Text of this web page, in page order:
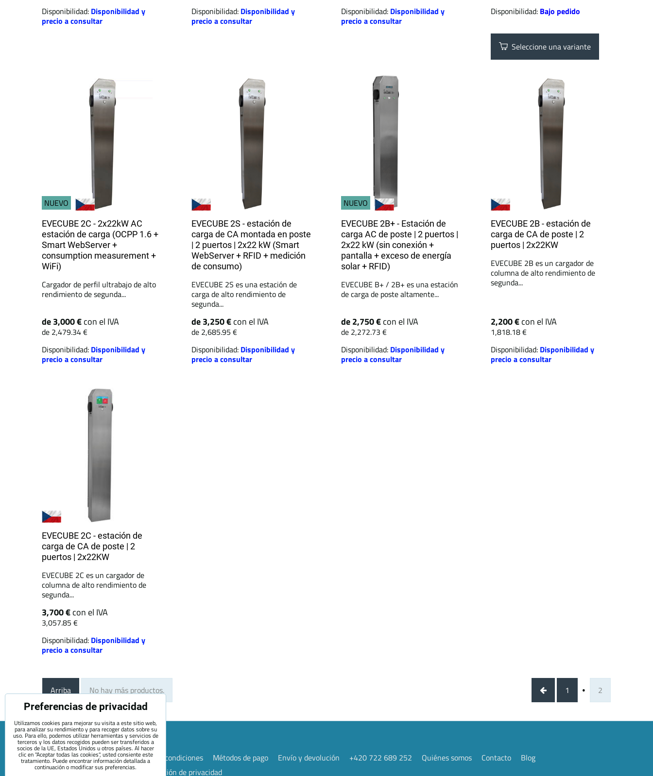
Disponibilidad: Disponibilidad y
precio a consultar
Disponibilidad: Disponibilidad y
precio a consultar
Disponibilidad: Disponibilidad y
precio a consultar
Disponibilidad: Bajo pedido
Seleccione una variante
NUEVO
EVECUBE 2C - 2x22kW AC
estación de carga (OCPP 1.6 +
Smart WebServer +
consumption measurement +
WiFi)
Cargador de perfil ultrabajo de alto
rendimiento de segunda...
de 3,000 €con el IVA
de 2,479.34 €
Disponibilidad: Disponibilidad y
precio a consultar
EVECUBE 2S - estación de
carga de CA montada en poste
| 2 puertos | 2x22 kW (Smart
WebServer + RFID + medición
de consumo)
EVECUBE 2S es una estación de
carga de alto rendimiento de
segunda...
de 3,250 €con el IVA
de 2,685.95 €
Disponibilidad: Disponibilidad y
precio a consultar
NUEVO
EVECUBE 2B+ - Estación de
carga AC de poste | 2 puertos |
2x22 kW (sin conexión +
pantalla + exceso de energía
solar + RFID)
EVECUBE B+ / 2B+ es una estación
de carga de poste altamente...
de 2,750 €con el IVA
de 2,272.73 €
Disponibilidad: Disponibilidad y
precio a consultar
EVECUBE 2B - estación de
carga de CA de poste | 2
puertos | 2x22KW
EVECUBE 2B es un cargador de
columna de alto rendimiento de
segunda...
2,200 €con el IVA
1,818.18 €
Disponibilidad: Disponibilidad y
precio a consultar
EVECUBE 2C - estación de
carga de CA de poste | 2
puertos | 2x22KW
EVECUBE 2C es un cargador de
columna de alto rendimiento de
segunda...
3,700 €con el IVA
3,057.85 €
Disponibilidad: Disponibilidad y
precio a consultar
Arriba No hay más productos. 1 2
Mapa de la página web Términos y condiciones Métodos de pago Envío y devolución +420 722 689 252 Quiénes somos Contacto
Blog
Preferencias de privacidad
Declaración de privacidad
Preferencias de privacidad
Utilizamos cookies para mejorar su visita a este sitio web,
para analizar su rendimiento y para recoger datos sobre su
uso. Para ello, podemos utilizar herramientas y servicios de
terceros y los datos recogidos pueden ser transferidos a
socios de la UE, Estados Unidos u otros países. Al hacer
clic en "Aceptar todas las cookies", usted consiente este
tratamiento. Puede encontrar información detallada a
continuación o modificar sus preferencias.